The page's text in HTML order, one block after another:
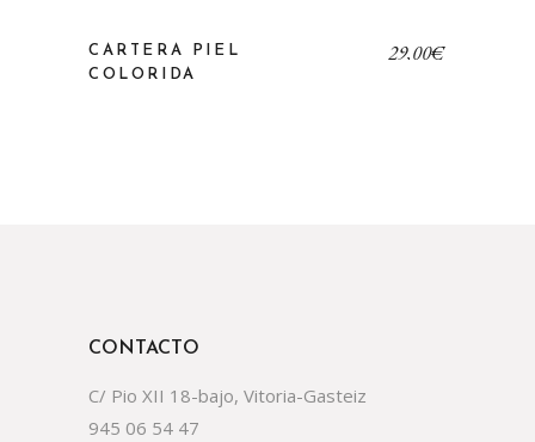
CARTERA PIEL
COLORIDA
29,00€
CONTACTO
C/ Pio XII 18-bajo, Vitoria-Gasteiz
945 06 54 47